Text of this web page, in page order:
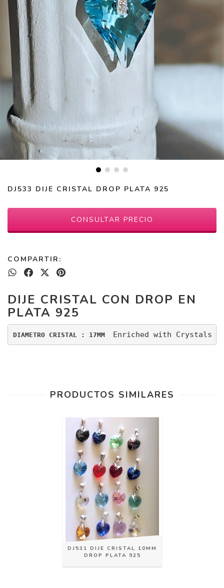
DJ533 DIJE CRISTAL DROP PLATA 925
COMPARTIR:
DIJE CRISTAL CON DROP EN
PLATA 925
DIAMETRO CRISTAL : 17MM Enriched with Crystals
PRODUCTOS SIMILARES
DJ531 DIJE CRISTAL 10MM
DROP PLATA 925